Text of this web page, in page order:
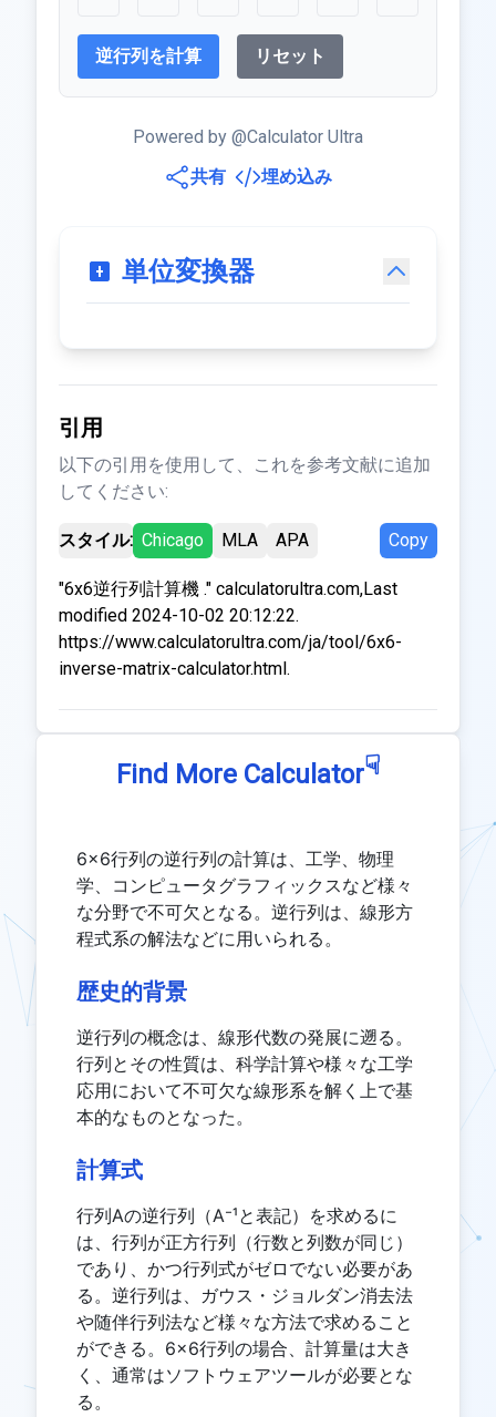
逆行列を計算 リセット
Powered by @Calculator Ultra
共有
埋め込み
単位変換器
引用
以下の引用を使用して、これを参考文献に追加
してください:
スタイル: Chicago MLA APA Copy
"6x6逆行列計算機 ." calculatorultra.com,Last
modified 2024-10-02 20:12:22.
https://www.calculatorultra.com/ja/tool/6x6-
inverse-matrix-calculator.html.
Find More Calculator☟
6×6行列の逆行列の計算は、工学、物理
学、コンピュータグラフィックスなど様々
な分野で不可欠となる。逆行列は、線形方
程式系の解法などに用いられる。
歴史的背景
逆行列の概念は、線形代数の発展に遡る。
行列とその性質は、科学計算や様々な工学
応用において不可欠な線形系を解く上で基
本的なものとなった。
計算式
行列Aの逆行列（A⁻¹と表記）を求めるに
は、行列が正方行列（行数と列数が同じ）
であり、かつ行列式がゼロでない必要があ
る。逆行列は、ガウス・ジョルダン消去法
や随伴行列法など様々な方法で求めること
ができる。6×6行列の場合、計算量は大き
く、通常はソフトウェアツールが必要とな
る。